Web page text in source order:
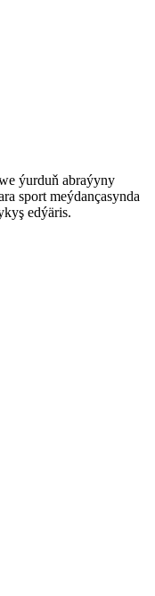
ýurduň abraýyny
sport meýdançasynda
edýäris.